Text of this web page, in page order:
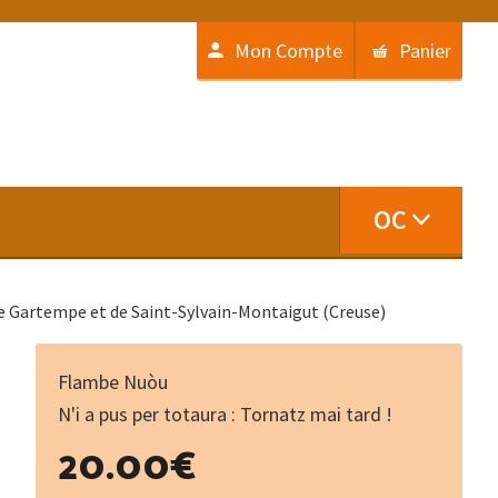
Mon Compte Panier
OC
et de Saint-Sylvain-Montaigut (Creuse)
Flambe Nuòu
N'i a pus per totaura : Tornatz mai tard !
20.00€